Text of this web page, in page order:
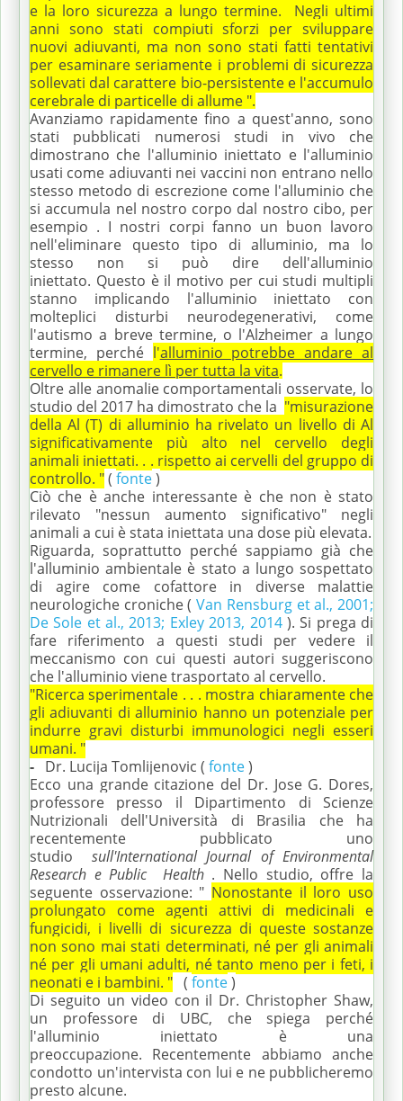
e la loro sicurezza a lungo termine. Negli ultimi
anni sono stati compiuti sforzi per sviluppare
nuovi adiuvanti, ma non sono stati fatti tentativi
per esaminare seriamente i problemi di sicurezza
sollevati dal carattere bio-persistente e l'accumulo
cerebrale di particelle di allume ".
Avanziamo rapidamente fino a quest'anno, sono
stati pubblicati numerosi studi in vivo che
dimostrano che l'alluminio iniettato e l'alluminio
usati come adiuvanti nei vaccini non entrano nello
stesso metodo di escrezione come l'alluminio che
si accumula nel nostro corpo dal nostro cibo, per
esempio . I nostri corpi fanno un buon lavoro
nell'eliminare questo tipo di alluminio, ma lo
stesso non si può dire dell'alluminio
iniettato. Questo è il motivo per cui studi multipli
stanno implicando l'alluminio iniettato con
molteplici disturbi neurodegenerativi, come
l'autismo a breve termine, o l'Alzheimer a lungo
termine, perché l'alluminio potrebbe andare al
cervello e rimanere lì per tutta la vita.
Oltre alle anomalie comportamentali osservate, lo
studio del 2017 ha dimostrato che la "misurazione
della Al (T) di alluminio ha rivelato un livello di Al
significativamente più alto nel cervello degli
animali iniettati. . . rispetto ai cervelli del gruppo di
controllo. "( fonte)
Ciò che è anche interessante è che non è stato
rilevato "nessun aumento significativo" negli
animali a cui è stata iniettata una dose più elevata.
Riguarda, soprattutto perché sappiamo già che
l'alluminio ambientale è stato a lungo sospettato
di agire come cofattore in diverse malattie
neurologiche croniche (Van Rensburg et al., 2001;
De Sole et al., 2013; Exley 2013, 2014).Si prega di
fare riferimento a questi studi per vedere il
meccanismo con cui questi autori suggeriscono
che l'alluminio viene trasportato al cervello.
"Ricerca sperimentale . . . mostra chiaramente che
gli adiuvanti di alluminio hanno un potenziale per
indurre gravi disturbi immunologici negli esseri
umani. "
- Dr. Lucija Tomlijenovic ( fonte)
Ecco una grande citazione del Dr. Jose G. Dores,
professore presso il Dipartimento di Scienze
Nutrizionali dell'Università di Brasilia che ha
recentemente pubblicato uno
studio sull'International Journal of Environmental
Research e Public
Health. Nello studio, offre la
seguente osservazione: " Nonostante il loro uso
prolungato come agenti attivi di medicinali e
fungicidi, i livelli di sicurezza di queste sostanze
non sono mai stati determinati, né per gli animali
né per gli umani adulti, né tanto meno per i feti, i
neonati e i bambini. " ( fonte)
Di seguito un video con il Dr. Christopher Shaw,
un professore di UBC, che spiega perché
l'alluminio iniettato è una
preoccupazione. Recentemente abbiamo anche
condotto un'intervista con lui e ne pubblicheremo
presto alcune.